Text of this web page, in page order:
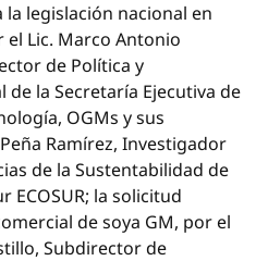
legislación nacional en
Lic. Marco Antonio
de Política y
la Secretaría Ejecutiva de
OGMs y sus
Ramírez, Investigador
de la Sustentabilidad de
ECOSUR; la solicitud
de soya GM, por el
Subdirector de